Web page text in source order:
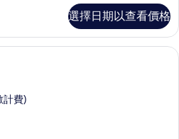
選擇日期以查看價格
公寓 (Studio A) | 書桌、筆電工作空
計費)